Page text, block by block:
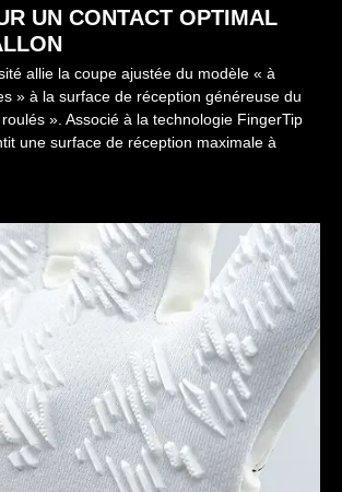
UN CONTACT OPTIMAL
allie la coupe ajustée du modèle « à
» à la surface de réception généreuse du
». Associé à la technologie FingerTip
une surface de réception maximale à